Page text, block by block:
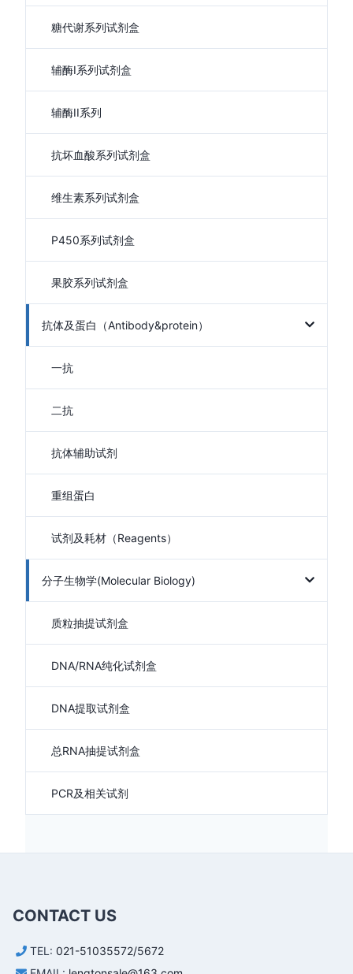
糖代谢系列试剂盒
辅酶I系列试剂盒
辅酶II系列
抗坏血酸系列试剂盒
维生素系列试剂盒
P450系列试剂盒
果胶系列试剂盒
抗体及蛋白（Antibody&protein）
一抗
二抗
抗体辅助试剂
重组蛋白
试剂及耗材（Reagents）
分子生物学(Molecular Biology)
质粒抽提试剂盒
DNA/RNA纯化试剂盒
DNA提取试剂盒
总RNA抽提试剂盒
PCR及相关试剂
CONTACT US
TEL: 021-51035572/5672